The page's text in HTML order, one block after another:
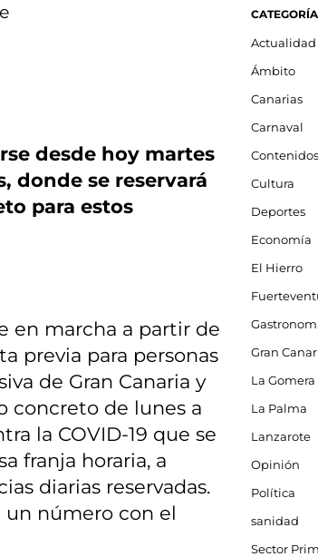
desde hoy martes
donde se reservará
para estos
en marcha a partir de
previa para personas
de Gran Canaria y
concreto de lunes a
la COVID-19 que se
franja horaria, a
diarias reservadas.
un número con el
Actualidad
Ámbito
Canarias
Carnaval
Contenidos
Cultura
Deportes
Economía
El Hierro
Gran
La Gomera
La Palma
Lanzarote
Opinión
Política
sanidad
Sector